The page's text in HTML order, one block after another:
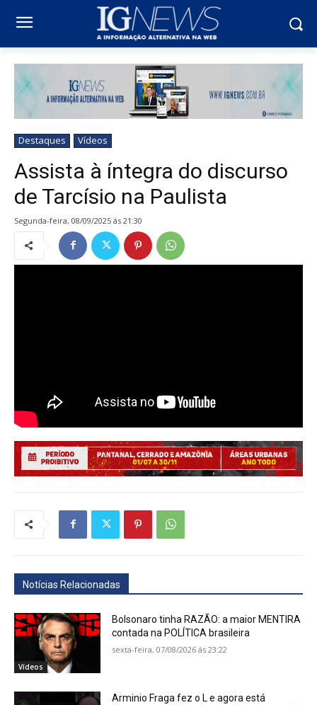
Destaques Vídeos
Assista à íntegra do discurso
de Tarcísio na Paulista
segunda-feira, 08/09/2025 ás 21:30
Notícias Relacionadas
Vídeos
Bolsonaro tinha RAZÃO: a maior MENTIRA
contada na POLÍTICA brasileira
sexta-feira, 07/08/2026 ás 23:22
Arminio Fraga fez o L e agora está